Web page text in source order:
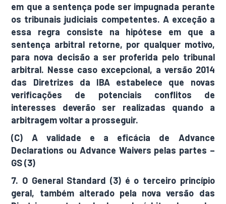
em que a sentença pode ser impugnada perante
os tribunais judiciais competentes. A exceção a
essa regra consiste na hipótese em que a
sentença arbitral retorne, por qualquer motivo,
para nova decisão a ser proferida pelo tribunal
arbitral. Nesse caso excepcional, a versão 2014
das Diretrizes da IBA estabelece que novas
verificações de potenciais conflitos de
interesses deverão ser realizadas quando a
arbitragem voltar a prosseguir.
(C) A validade e a eficácia de Advance
Declarations ou Advance Waivers pelas partes –
GS (3)
7. O General Standard (3) é o terceiro princípio
geral, também alterado pela nova versão das